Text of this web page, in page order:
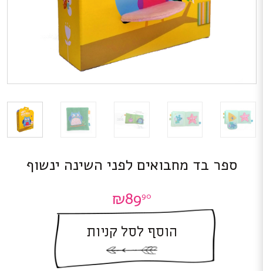
ספר בד מחבואים לפני השינה ינשוף
₪8990
הוסף לסל קניות